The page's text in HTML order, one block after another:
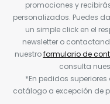
promociones y
personalizados. Puedes
un simple click en el
newsletter o
nuestroformulario de
consulta
*En pedidos
catálogo a excepción de